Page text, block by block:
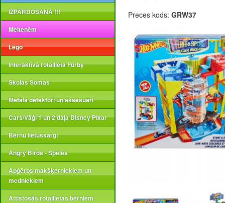
IZPĀRDOŠANA !!!
Meitenēm
Lego
Interaktīvā rotaļlieta Furby
Skolas Somas
Metāla detektori un aksesuāri
Cars/Vāģi 1 un 2 daļa Disney Pixar
Bērnu lietussargi
Angry Birds - Spēles
Apģērbs makšķerniekiem un
medniekiem
Attīstošās rotaļlietas bērniem
Preces kods: GRW37